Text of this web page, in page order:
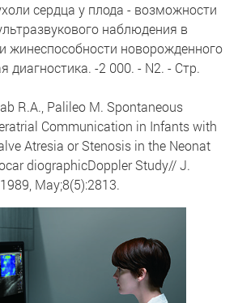
сердца у плода - возможности
наблюдения в
жинеспособности новорожденного
диагностика. -2 000. - N2. - Cтр.
R.A., Palileo M. Spontaneous
Communication in Infants with
Atresia or Stenosis in the Neonat
diographicDoppler Study// J.
May;8(5):2813.